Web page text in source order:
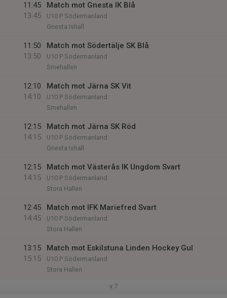
11:45
13:45
Match mot Gnesta IK Blå
U10 P Södermanland
Gnesta Ishall
11:50
13:50
Match mot Södertälje SK Blå
U10 P Södermanland
Smehallen
12:10
14:10
Match mot Järna SK Vit
U10 P Södermanland
Smehallen
12:15
14:15
Match mot Järna SK Röd
U10 P Södermanland
Gnesta Ishall
12:15
14:15
Match mot Västerås IK Ungdom Svart
U10 P Södermanland
Stora Hallen
12:45
14:45
Match mot IFK Mariefred Svart
U10 P Södermanland
Stora Hallen
13:15
15:15
Match mot Eskilstuna Linden Hockey Gul
U10 P Södermanland
Stora Hallen
v.7